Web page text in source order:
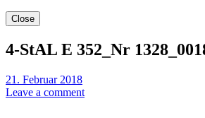
Close
4-StAL E 352_Nr
21. Februar 2018
Leave a comment